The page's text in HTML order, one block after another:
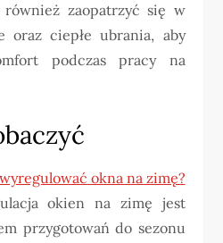
również zaopatrzyć się w
oraz ciepłe ubrania, aby
podczas pracy na
okna na zimę?
okien na zimę jest
przygotowań do sezonu